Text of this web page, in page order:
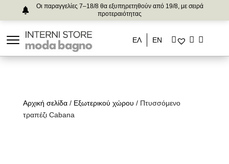
Οι παραγγελίες 7–18/8 θα εξυπηρετηθούν από 19/8, με σειρά
προτεραιότητας
ΕΛ ΕΝ
Αρχική σελίδα/ Εξωτερικού χώρου / Πτυσσόμενο
τραπέζι Cabana